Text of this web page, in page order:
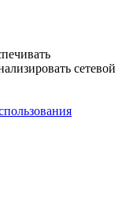
сетевой